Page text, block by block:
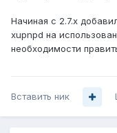
Начиная с 2.7.х
xupnpd на
необходимости
Вставить ник